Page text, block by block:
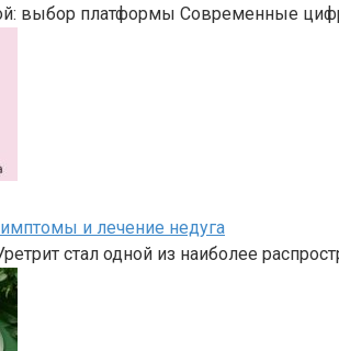
выбор платформы Современные
и лечение недуга
стал одной из наиболее